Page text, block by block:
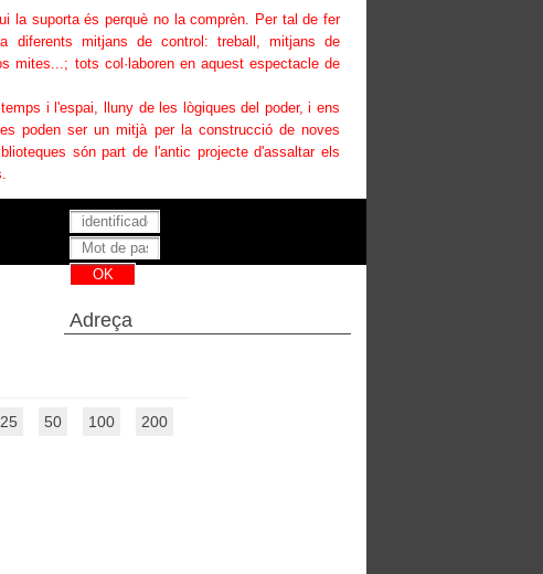
25 50 100 200
la suporta és perquè no la comprèn. Per tal de fer
diferents mitjans de control: treball, mitjans de
mites...; tots col·laboren en aquest espectacle de
i l'espai, lluny de les lògiques del poder, i ens
poden ser un mitjà per la construcció de noves
són part de l'antic projecte d'assaltar els
Adreça